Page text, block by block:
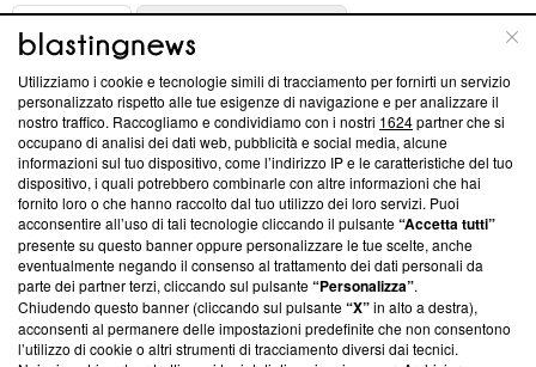
ABOUT
Questa sezione offre informazioni trasparenti su Blasting
News, sui nostri processi editoriali e su come ci impegniamo a
creare news di qualità. Inoltre, afferma la nostra aderenza a
‘Trust Project - News with Integrity’Blasting News non è
ancora membro del programma, ma ha richiesto di farne
parte; Trust Project non ha ancora effettuato una verifica di
conformità agli standard.
Su di noi
Team editoriale
Utilizziamo i cookie e tecnologie simili di tracciamento per fornirti un servizio
personalizzato rispetto alle tue esigenze di navigazione e per analizzare il
nostro traffico. Raccogliamo e condividiamo con i nostri 1624partner che si
occupano di analisi dei dati web, pubblicità e social media, alcune
informazioni sul tuo dispositivo, come l’indirizzo IP e le caratteristiche del tuo
dispositivo, i quali potrebbero combinarle con altre informazioni che hai
fornito loro o che hanno raccolto dal tuo utilizzo dei loro servizi. Puoi
acconsentire all’uso di tali tecnologie cliccando il pulsante“Accetta tutti”
presente su questo banner oppure personalizzare le tue scelte, anche
eventualmente negando il consenso al trattamento dei dati personali da
parte dei partner terzi, cliccando sul pulsante“Personalizza”.
Chiudendo questo banner (cliccando sul pulsante“X”in alto a destra),
acconsenti al permanere delle impostazioni predefinite che non consentono
l’utilizzo di cookie o altri strumenti di tracciamento diversi dai tecnici.